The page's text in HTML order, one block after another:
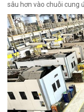
sâu hơn vào chuỗi cung